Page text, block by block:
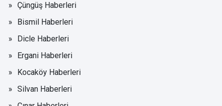
Çüngüş Haberleri
Bismil Haberleri
Dicle Haberleri
Ergani Haberleri
Kocaköy Haberleri
Silvan Haberleri